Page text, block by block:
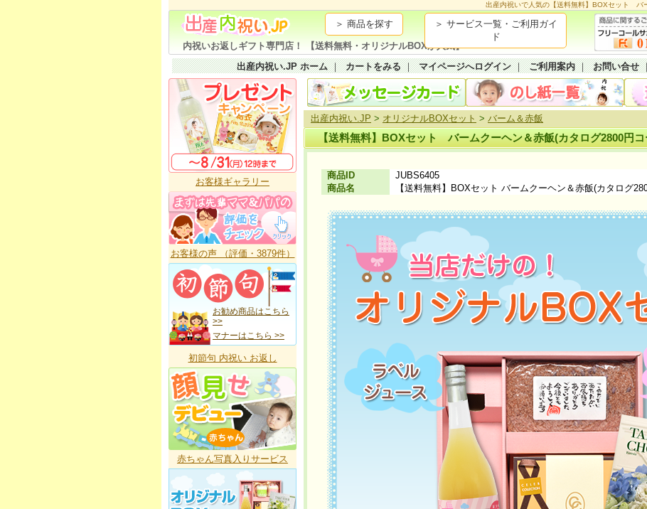
出産内祝いで人気の【送料無料】BOXセット バ
＞ 商品を探す
＞ サービス一覧・ご利用ガイ
ド
内祝いお返しギフト専門店！ 【送料無料・オリジナルBOXが人気】
出産内祝い.JP ホーム｜ カートをみる｜ マイページへログイン｜ ご利用案内｜ お問い合せ
お客様ギャラリー
お客様の声 （評価・3879件）
お勧め商品はこちら
>>
マナーはこちら >>
初節句 内祝い お返し
赤ちゃん写真入りサービス
出産内祝い.JP > オリジナルBOXセット > バーム＆赤飯
【送料無料】BOXセット バームクーヘン＆赤飯(カタログ2800円コ
商品ID
JUBS6405
商品名
【送料無料】BOXセット バームクーヘン＆赤飯(カタログ